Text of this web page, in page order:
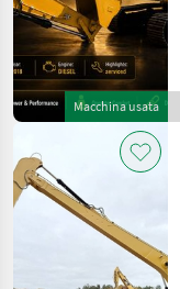
Macchina usata